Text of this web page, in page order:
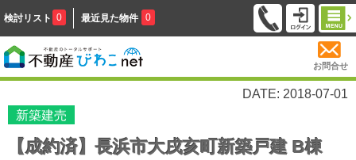
検討リスト 0 最近見た物件 0
お問合せ
DATE: 2018-07-01
新築建売
【成約済】長浜市大戌亥町新築戸建 B棟